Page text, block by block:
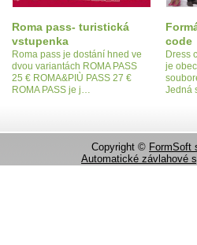
Roma pass- turistická
vstupenka
Roma pass je dostání hned ve
dvou variantách ROMA PASS
25 € ROMA&PIÙ PASS 27 €
ROMA PASS je j…
code
Dress
je
Jedná
Copyright © FormSoft
Automatické závlahové